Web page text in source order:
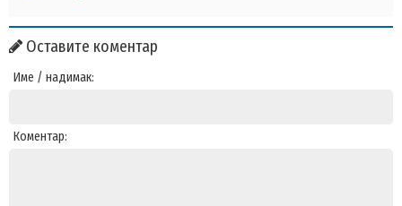
Оставите коментар
Име / надимак:
Коментар: